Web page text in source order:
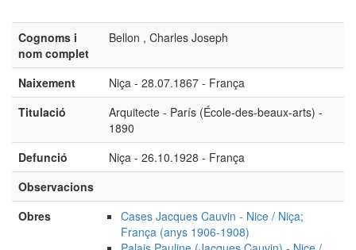
Cognoms i
nom complet
Bellon , Charles Joseph
Naixement
Niça - 28.07.1867 - França
Titulació
Arquitecte - París (École-des-beaux-arts) -
1890
Defunció
Niça - 26.10.1928 - França
Observacions
Obres
Cases Jacques Cauvin - Nice / Niça;
França (anys 1906-1908)